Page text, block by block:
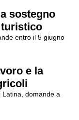
sostegno
entro il 5 giugno
e la
domande a